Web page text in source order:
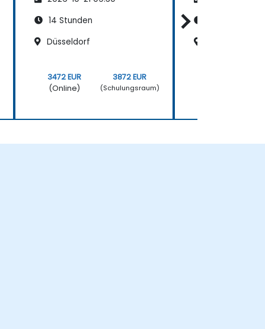
n
14 Stunden
Düsseldorf
3472 EUR
(Online)
3872 EUR
(Schulungsraum)
n